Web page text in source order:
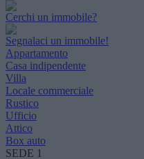
Cerchi un immobile?
Segnalaci un immobile!
Appartamento
Casa indipendente
Villa
Locale commerciale
Rustico
Ufficio
Attico
Box auto
SEDE 1